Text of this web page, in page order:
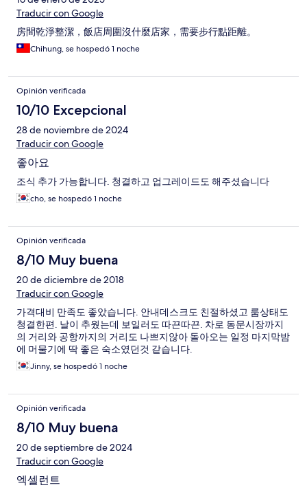
Traducir con Google
房間乾淨整潔，飯店周圍沒什麼店家，需要步行點距離。
Chihung, se hospedó 1 noche
Opinión verificada
10/10 Excepcional
28 de noviembre de 2024
Traducir con Google
좋아요
조식 추가 가능합니다. 청결하고 업그레이드도 해주셨습니다
cho, se hospedó 1 noche
Opinión verificada
8/10 Muy buena
20 de diciembre de 2018
Traducir con Google
가격대비 만족도 좋았습니다. 안내데스크도 친절하셨고 룸상태도
청결한편. 날이 추웠는데 보일러도 따끈따끈. 차로 동문시장까지
의 거리와 공항까지의 거리도 나쁘지않아 돌아오는 일정 마지막밤
에 머물기에 딱 좋은 숙소였던것 같습니다.
Jinny, se hospedó 1 noche
Opinión verificada
8/10 Muy buena
20 de septiembre de 2024
Traducir con Google
엑셀런트